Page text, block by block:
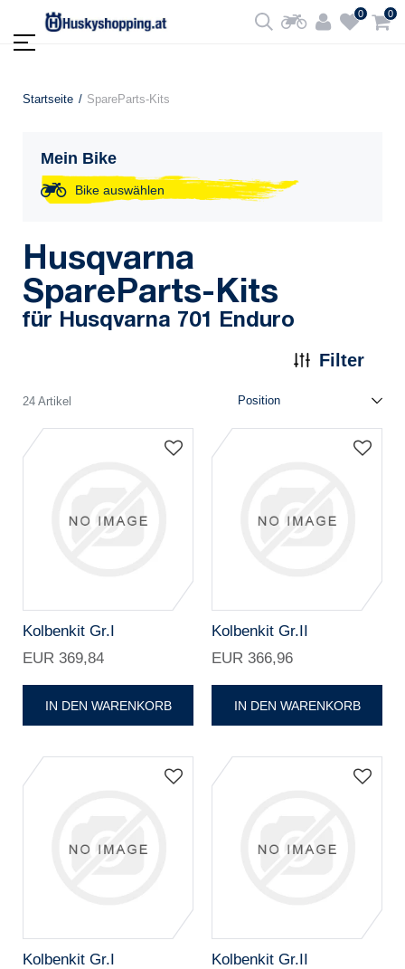
0 0
Startseite SpareParts-Kits
Mein Bike
Bike auswählen
Husqvarna
SpareParts-Kits
für Husqvarna 701 Enduro
Filter
24 Artikel
Kolbenkit Gr.I
EUR 369,84
IN DEN WARENKORB
Kolbenkit Gr.II
EUR 366,96
IN DEN WARENKORB
Kolbenkit Gr.I
Kolbenkit Gr.II